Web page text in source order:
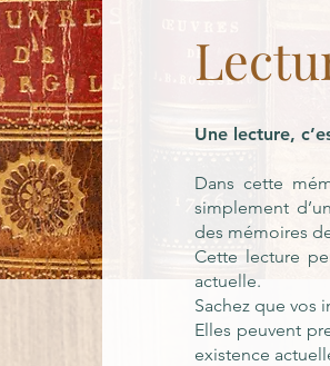
Une lecture,
Dans cette
simplement
des mémoires
Cette lecture
actuelle.
Sachez que vos
Elles peuvent
existence